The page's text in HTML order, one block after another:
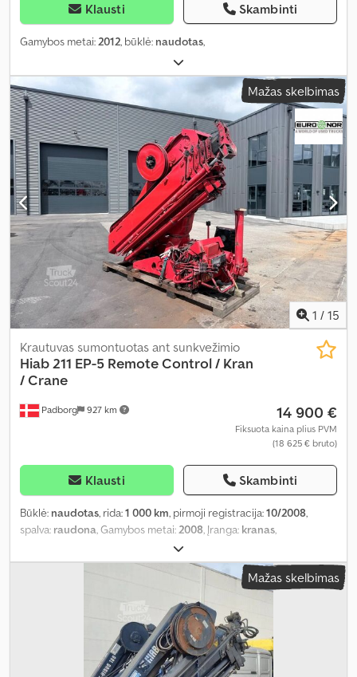
Klausti Skambinti
Gamybos metai:2012, būklė: naudotas,
Mažas skelbimas
1 / 15
Padborg 927 km
Krautuvas sumontuotas ant sunkvežimio
Hiab211 EP-5 Remote Control / Kran
/ Crane
14 900 €
Fiksuota kaina plius PVM
(18 625 € bruto)
Klausti Skambinti
Būklė: naudotas, rida:1 000 km, pirmoji registracija:10/2008,
spalva: raudona, Gamybos metai:2008, Įranga: kranas,
Mažas skelbimas